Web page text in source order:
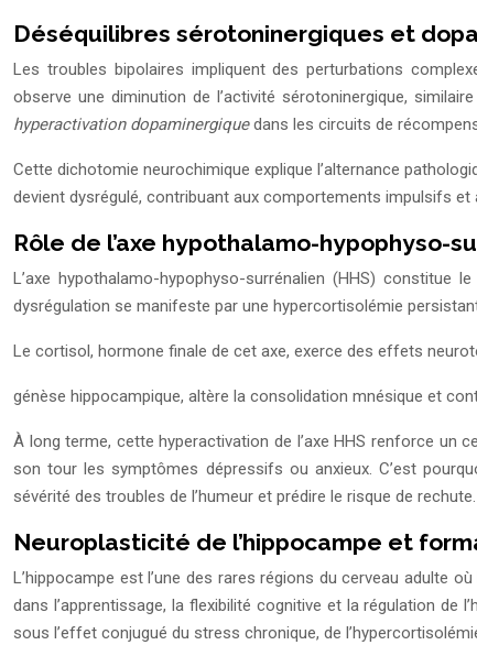
Déséquilibres sérotoninergiques et
Les troubles bipolaires impliquent des perturbations
observe une diminution de l’activité sérotoninergique,
hyperactivation dopaminergiquedans les circuits de
Cette dichotomie neurochimique explique l’alternance
devient dysrégulé, contribuant aux comportements impulsifs
Rôle de l’axe hypothalamo-
L’axe hypothalamo-hypophyso-surrénalien (HHS)
dysrégulation se manifeste par une hypercortisolémie
Le cortisol, hormone finale de cet axe, exerce des effets
génèse hippocampique, altère la consolidation mnésique et
À long terme, cette hyperactivation de l’axe HHS renforce un
son tour les symptômes dépressifs ou anxieux. C’est
sévérité des troubles de l’humeur et prédire le risque de rechute.
Neuroplasticité de l’hippocampe et
L’hippocampe est l’une des rares régions du cerveau adulte où
dans l’apprentissage, la flexibilité cognitive et la régulation de
sous l’effet conjugué du stress chronique, de